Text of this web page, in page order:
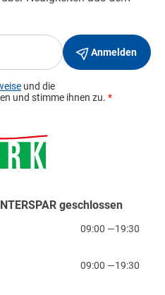
INTERSPAR geschlossen
09:00 —19:30
09:00 —19:30